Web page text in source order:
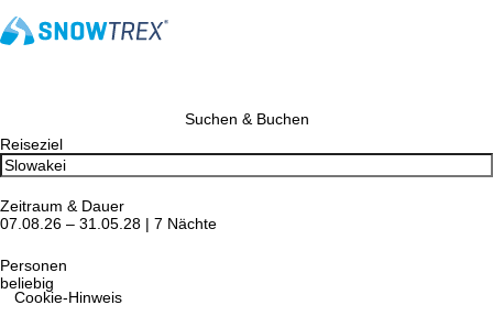
Cookie-Hinweis
Suchen & Buchen
Reiseziel
Zeitraum & Dauer
07.08.26 – 31.05.28 | 7 Nächte
Personen
beliebig